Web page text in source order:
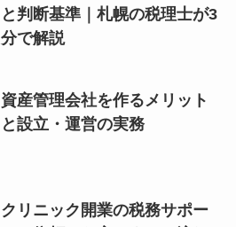
と判断基準｜札幌の税理士が3
分で解説
資産管理会社を作るメリット
と設立・運営の実務
クリニック開業の税務サポー